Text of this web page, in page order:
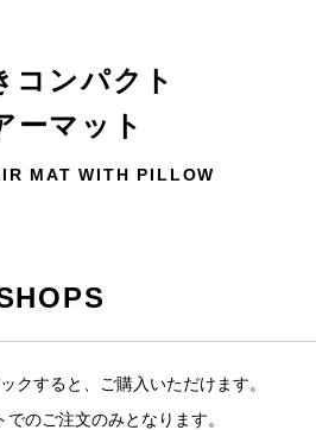
コンパクト
ーマット
MAT WITH PILLOW
クすると、ご購入いただけます。
のご注文のみとなります。